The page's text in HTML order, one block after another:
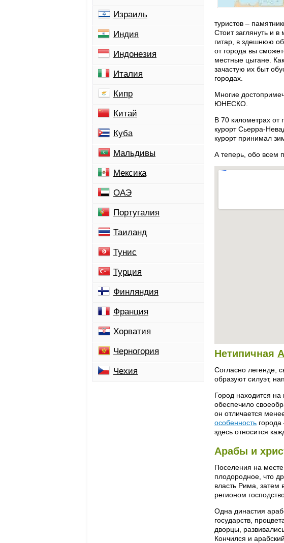
туристов –
Стоит заглянуть и
гитар, в здешнюю
от города вы
местные цыгане.
зачастую их быт
городах.
Многие
ЮНЕСКО.
В 70 километрах от
курорт Сьерра-
курорт принимал
А теперь, обо всем
Нетипичная
Согласно легенде,
образуют силуэт,
Город находится
обеспечило
он отличается
особенность города
здесь относится
Арабы и
Поселения на
плодородное, что
власть Рима, затем
регионом
Одна династия
государств,
дворцы,
Кончился и
Израиль
Индия
Индонезия
Италия
Кипр
Китай
Куба
Мальдивы
Мексика
ОАЭ
Португалия
Таиланд
Тунис
Турция
Финляндия
Франция
Хорватия
Черногория
Чехия